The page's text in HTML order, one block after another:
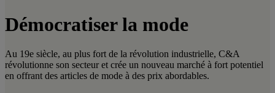
Démocratiser la mode
Au 19e siècle, au plus fort de la révolution industrielle, C&A
révolutionne son secteur et crée un nouveau marché à fort potentiel
en offrant des articles de mode à des prix abordables.